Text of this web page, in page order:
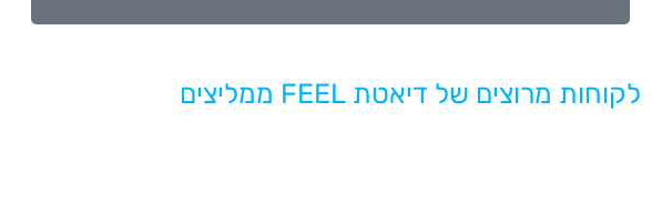
לקוחות מרוצים של דיאטת FEEL ממליצים